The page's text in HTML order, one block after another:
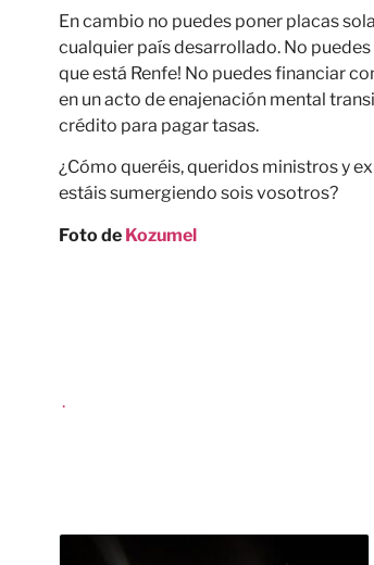
En cambio no puedes poner placas
cualquier país desarrollado. No
que está Renfe! No puedes financiar
en un acto de enajenación mental
crédito para pagar tasas.
¿Cómo queréis, queridos ministros y
estáis sumergiendo sois vosotros?
Foto de Kozumel
.